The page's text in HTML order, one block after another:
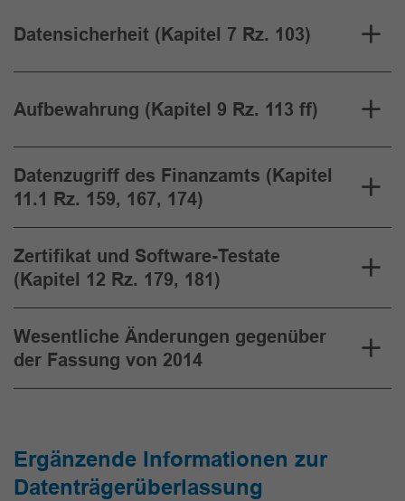
Datensicherheit (Kapitel 7 Rz. 103)
Aufbewahrung (Kapitel 9 Rz. 113 ff)
Datenzugriff des Finanzamts (Kapitel
11.1 Rz. 159, 167, 174)
Zertifikat und Software-Testate
(Kapitel 12 Rz. 179, 181)
Wesentliche Änderungen gegenüber
der Fassung von 2014
Ergänzende Informationen zur
Datenträgerüberlassung